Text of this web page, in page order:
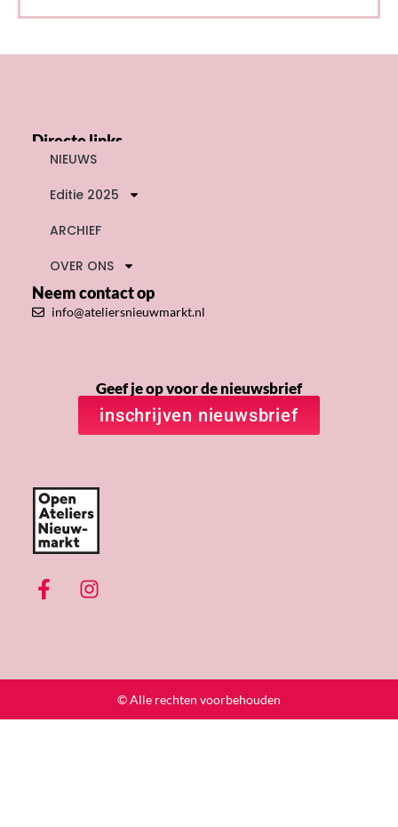
Directe links
NIEUWS
Editie 2025
ARCHIEF
OVER ONS
Neem contact op
info@ateliersnieuwmarkt.nl
Geef je op voor de nieuwsbrief
inschrijven nieuwsbrief
© Alle rechten voorbehouden